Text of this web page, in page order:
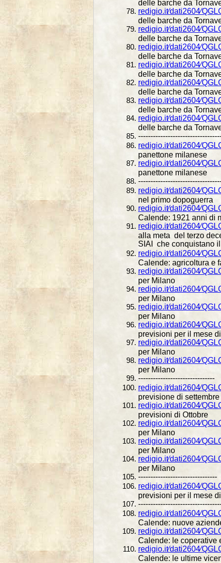
delle barche da
delle barche da
delle barche da
delle barche da
delle barche da
delle barche da
delle barche da
delle barche da
panettone milanese
panettone milanese
nel primo dopoguerra
Calende: 1921 anni di
alla meta del terzo
SIAI che conquistano
Calende: agricoltura e
per Milano
per Milano
per Milano
previsioni per il mese
per Milano
per Milano
-------------------------------
previsione di settembre
previsioni di Ottobre
per Milano
per Milano
per Milano
--------------------------------
previsioni per il mese
Calende: nuove
Calende: le coperative
Calende: le ultime